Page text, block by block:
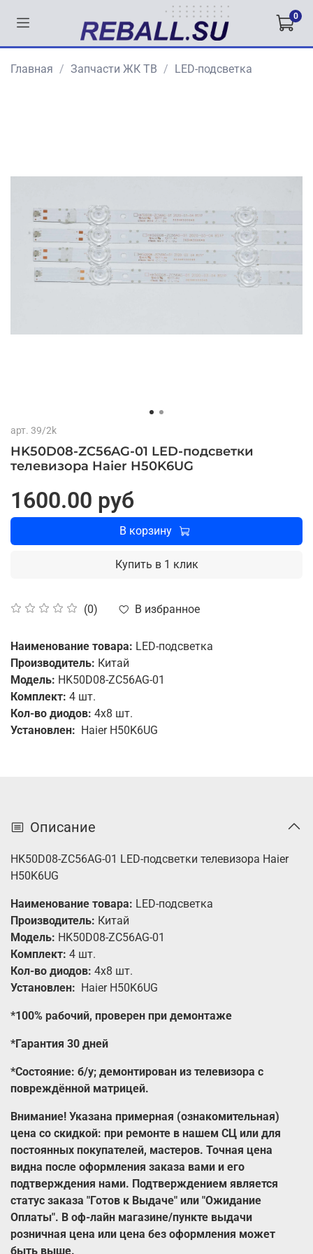
0
Главная Запчасти ЖК ТВ LED-подсветка
арт. 39/2k
HK50D08-ZC56AG-01 LED-подсветки
телевизора Haier H50K6UG
(0) В избранное
1600.00 руб
В корзину
Купить в 1 клик
Наименование товара: LED-подсветка
Производитель: Китай
Модель: HK50D08-ZC56AG-01
Комплект: 4 шт.
Кол-во диодов: 4x8 шт.
Установлен: Haier H50K6UG
Описание
HK50D08-ZC56AG-01 LED-подсветки телевизора Haier
H50K6UG
Наименование товара: LED-подсветка
Производитель: Китай
Модель: HK50D08-ZC56AG-01
Комплект: 4 шт.
Кол-во диодов: 4x8 шт.
Установлен: Haier H50K6UG
*100% рабочий, проверен при демонтаже
*Гарантия 30 дней
*Состояние: б/у; демонтирован из телевизора с
повреждённой матрицей.
Внимание! Указана примерная (ознакомительная)
цена со скидкой: при ремонте в нашем СЦ или для
постоянных покупателей, мастеров. Точная цена
видна после оформления заказа вами и его
подтверждения нами. Подтверждением является
статус заказа "Готов к Выдаче" или "Ожидание
Оплаты". В оф-лайн магазине/пункте выдачи
розничная цена или цена без оформления может
быть выше.